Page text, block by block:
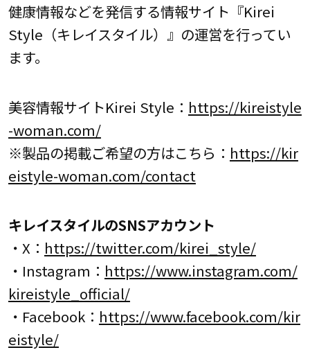
健康情報などを発信する情報サイト『Kirei
Style（キレイスタイル）』の運営を行ってい
ます。
美容情報サイトKirei Style： https://kireistyle
-woman.com/
※製品の掲載ご希望の方はこちら： https://kir
eistyle-woman.com/contact
キレイスタイルのSNSアカウント
・X： https://twitter.com/kirei_style/
・Instagram： https://www.instagram.com/
kireistyle_official/
・Facebook： https://www.facebook.com/kir
eistyle/